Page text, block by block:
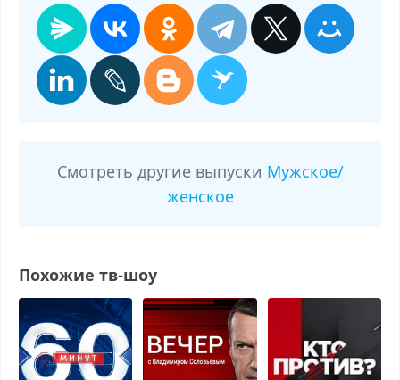
Смотреть другие выпуски Мужское/
женское
Похожие тв-шоу